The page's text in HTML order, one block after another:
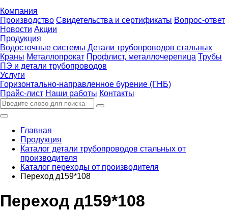
Компания
Производство Свидетельства и сертификаты Вопрос-ответ
Новости Акции
Продукция
Водосточные системы Детали трубопроводов стальных
Краны Металлопрокат Профлист, металлочерепица Трубы
ПЭ и детали трубопроводов
Услуги
Горизонтально-направленное бурение (ГНБ)
Прайс-лист Наши работы Контакты
Главная
Продукция
Каталог детали трубопроводов стальных от
производителя
Каталог переходы от производителя
Переход д159*108
Переход д159*108